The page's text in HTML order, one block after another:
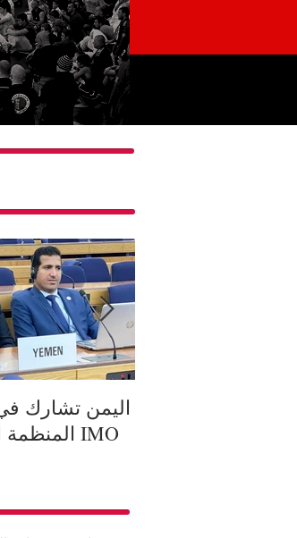
اليمن تشارك
المنظمة البحرية الدولية IMO